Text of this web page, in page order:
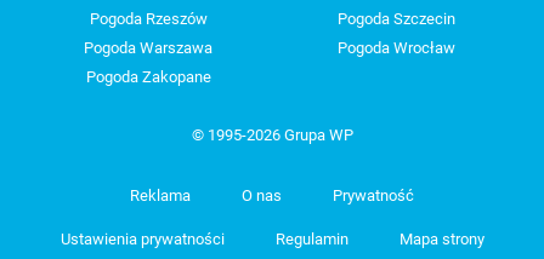
Pogoda Rzeszów
Pogoda Szczecin
Pogoda Warszawa
Pogoda Wrocław
Pogoda Zakopane
© 1995-2026 Grupa WP
Reklama O nas Prywatność
Ustawienia prywatności Regulamin Mapa strony